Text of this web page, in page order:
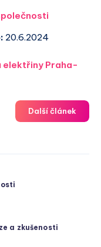
20.6.2024
elektřiny Praha-
Další článek
a zkušenosti